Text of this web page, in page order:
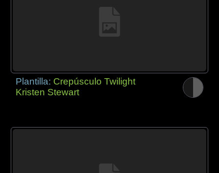
Plantilla: Crepúsculo Twilight
Kristen Stewart